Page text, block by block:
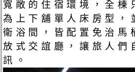
寬敞的住宿環境，全棟
為上下舖單人床房型，
衛浴間，皆配置免治馬
放式交誼廳，讓旅人們
訊。